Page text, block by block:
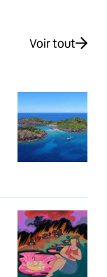
Voir tout